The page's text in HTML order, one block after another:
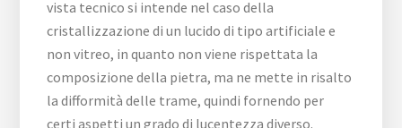
vista tecnico si intende nel caso della
cristallizzazione di un lucido di tipo artificiale e
non vitreo, in quanto non viene rispettata la
composizione della pietra, ma ne mette in risalto
la difformità delle trame, quindi fornendo per
certi aspetti un grado di lucentezza diverso.